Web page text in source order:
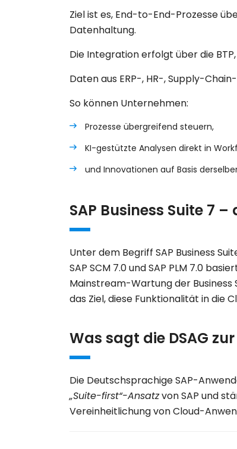
Ziel ist es, End-to-End-Prozesse
Datenhaltung.
Die Integration erfolgt über die
Daten aus ERP-, HR-, Supply-
So können Unternehmen:
Prozesse übergreifend steuern,
KI-gestützte Analysen direkt in
und Innovationen auf Basis
SAP Business Suite 7
Unter dem Begriff SAP Business
SAP SCM 7.0undSAP PLM 7.0
Mainstream-Wartungder Business
das Ziel, diese Funktionalität in die
Was sagt die DSAG
Die Deutschsprachige SAP-
„Suite-first“-Ansatzvon SAP und
Vereinheitlichung von Cloud-